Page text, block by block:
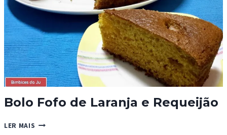
Bolo Fofo de Laranja e Requeijão
LER MAIS BOLO